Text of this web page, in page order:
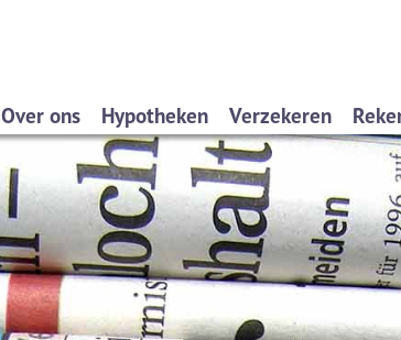
Over ons
Wat doen wij?
Verzekeren
Spaardiensten
Pensioen
Hypotheken
Oeps, een hypotheek (filmpje)
Actuele hypotheekrentes
Renteverwachting
Wilt u zelf rekenen?
Verzekeren
Particulieren
Ondernemers
Werkgevers